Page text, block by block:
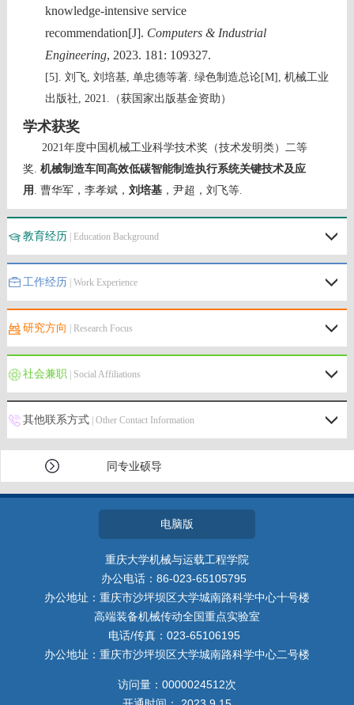
knowledge-intensive service
recommendation[J]. Computers & Industrial
Engineering, 2023. 181: 109327.
[5] . 刘飞, 刘培基, 单忠德等著. 绿色制造总论[M], 机械工业
出版社, 2021. （获国家出版基金资助）
学术获奖
2021年度中国机械工业科学技术奖（技术发明类）二等
奖. 机械制造车间高效低碳智能制造执行系统关键技术及应
用 . 曹华军，李孝斌， 刘培基，尹超，刘飞等.
教育经历 | Education Background
工作经历 | Work Experience
研究方向 | Research Focus
社会兼职| Social Affiliations
其他联系方式| Other Contact Information
同专业硕导
电脑版
重庆大学机械与运载工程学院
办公电话：86-023-65105795
办公地址：重庆市沙坪坝区大学城南路科学中心十号楼
高端装备机械传动全国重点实验室
电话/传真：023-65106195
办公地址：重庆市沙坪坝区大学城南路科学中心二号楼
访问量： 0000024512次